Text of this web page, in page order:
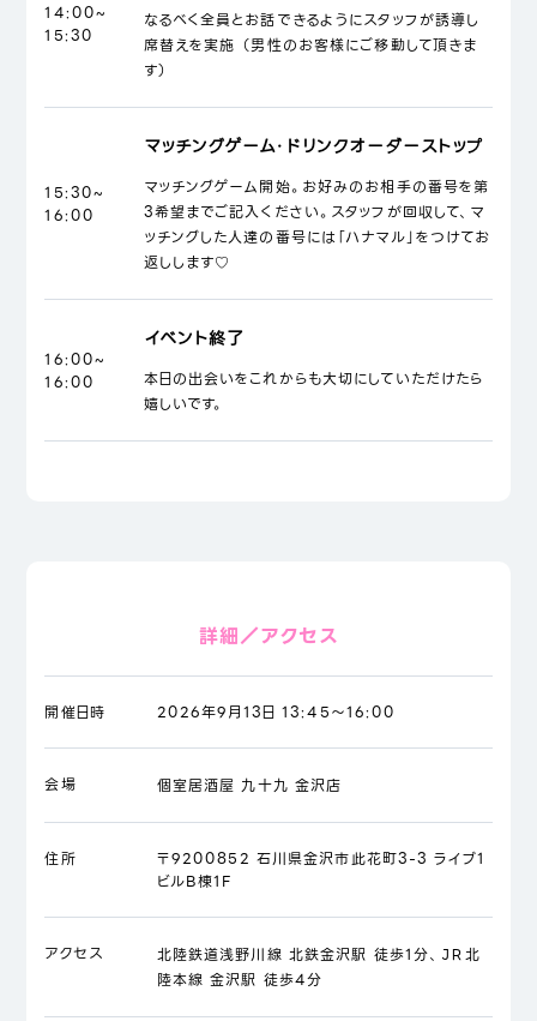
14:00~
15:30
なるべく全員とお話できるようにスタッフが誘導し
席替えを実施 （男性のお客様にご移動して頂きま
す）
15:30~
16:00
マッチングゲーム・ドリンクオーダーストップ
マッチングゲーム開始。お好みのお相手の番号を第
3希望までご記入ください。スタッフが回収して、マ
ッチングした人達の番号には「ハナマル」をつけてお
返しします♡
16:00~
16:00
イベント終了
本日の出会いをこれからも大切にしていただけたら
嬉しいです。
詳細／アクセス
開催日時 2026年9月13日 13:45～16:00
会場 個室居酒屋 九十九 金沢店
住所
〒9200852 石川県金沢市此花町3-3 ライブ1
ビルB棟1F
アクセス
北陸鉄道浅野川線 北鉄金沢駅 徒歩1分、ＪＲ北
陸本線 金沢駅 徒歩4分